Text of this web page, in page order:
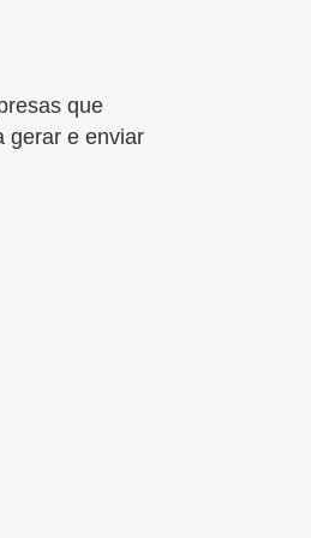
que
gerar e enviar